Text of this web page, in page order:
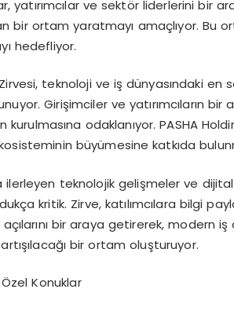
yatırımcılar ve sektör liderlerini bir
bir ortam yaratmayı amaçlıyor. Bu
hedefliyor.
teknoloji ve iş dünyasındaki en
Girişimciler ve yatırımcıların
kurulmasına odaklanıyor. PASHA
büyümesine katkıda
ilerleyen teknolojik gelişmeler ve
kritik. Zirve, katılımcılara bilgi
açılarını bir araya getirerek, modern iş
bir ortam oluşturuyor.
Konuklar